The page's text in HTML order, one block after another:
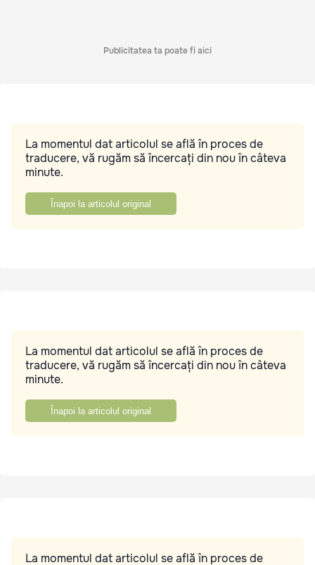
Publicitatea ta poate fi aici
La momentul dat articolul se află în proces de
traducere, vă rugăm să încercați din nou în câteva
minute.
Înapoi la articolul original
La momentul dat articolul se află în proces de
traducere, vă rugăm să încercați din nou în câteva
minute.
Înapoi la articolul original
La momentul dat articolul se află în proces de